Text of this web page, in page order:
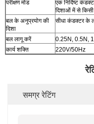
परीक्षण मोड
एक निर्दिष्ट
दिशाओं में से
बल के अनुप्रयोग की
दिशा
सीधा कंडक्टर के
बल लागू करें
0.25N, 0.5N,
कार्य शक्ति
220V/50Hz
समग्र रेटिंग